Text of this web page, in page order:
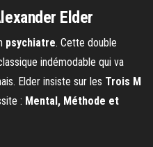
Elder
psychiatre. Cette double
indémodable qui va
Elder insiste sur les Trois M
: Mental, Méthode et